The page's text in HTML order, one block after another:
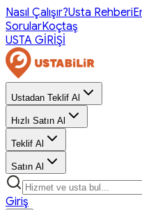
Nasıl Çalışır?Usta Rehberi
SorularKoçtaş
USTA GİRİŞİ
Ustadan Teklif Al
Hızlı Satın Al
Teklif Al
Satın Al
Giriş